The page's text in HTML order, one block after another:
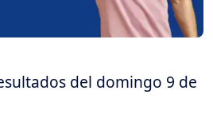
del domingo 9 de